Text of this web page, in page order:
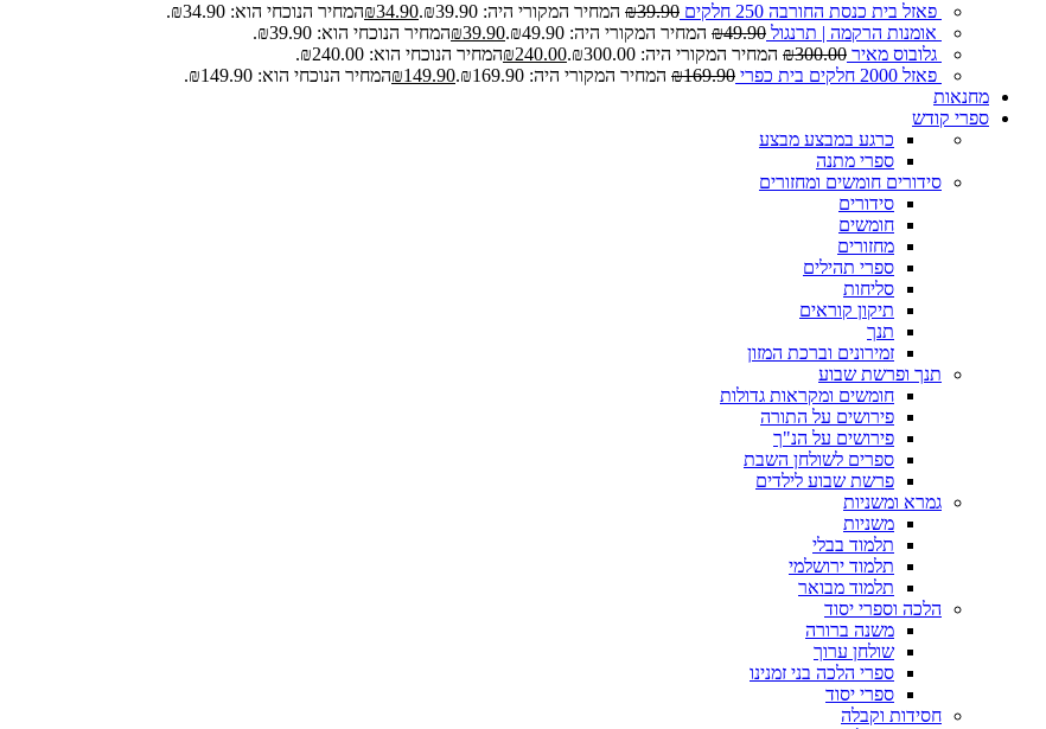
פאזל בית כנסת החורבה 250 חלקים ₪39.90 המחיר המקורי היה: ₪39.90. ₪34.90
המחיר הנוכחי הוא: ₪34.90.
אומנות הרקמה | תרנגול
₪49.90 המחיר המקורי היה: ₪49.90. ₪39.90
המחיר הנוכחי הוא: ₪39.90.
גלובוס מאיר
₪300.00 המחיר המקורי היה: ₪300.00. ₪240.00
המחיר הנוכחי הוא: ₪240.00.
פאזל 2000 חלקים בית כפרי
₪169.90 המחיר המקורי היה: ₪169.90. ₪149.90
המחיר הנוכחי הוא: ₪149.90.
מחנאות
ספרי קודש
כרגע במבצע מבצע
ספרי מתנה
סידורים חומשים ומחזורים
סידורים
חומשים
מחזורים
ספרי תהילים
סליחות
תיקון קוראים
תנך
זמירונים וברכת המזון
תנך ופרשת שבוע
חומשים ומקראות גדולות
פירושים על התורה
פירושים על הנ"ך
ספרים לשולחן השבת
פרשת שבוע לילדים
גמרא ומשניות
משניות
תלמוד בבלי
תלמוד ירושלמי
תלמוד מבואר
הלכה וספרי יסוד
משנה ברורה
שולחן ערוך
ספרי הלכה בני זמנינו
ספרי יסוד
חסידות וקבלה